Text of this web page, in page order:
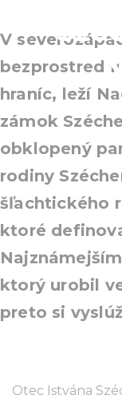
V
hraníc, leží
zámok
obklopený
rodiny
šľachtického
ktoré
ktorý urobil
preto si
Otec Istvána